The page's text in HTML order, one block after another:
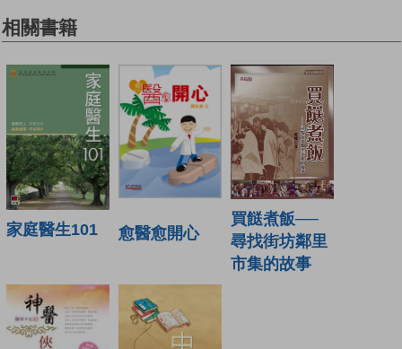
相關書籍
家庭醫生101 愈醫愈開心
買餸煮飯──
尋找街坊鄰里
市集的故事